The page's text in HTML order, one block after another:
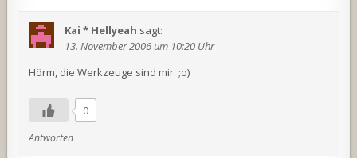
Kai * Hellyeah sagt:
13. November 2006 um 10:20 Uhr
Hörm, die Werkzeuge sind mir. ;o)
0
Antworten